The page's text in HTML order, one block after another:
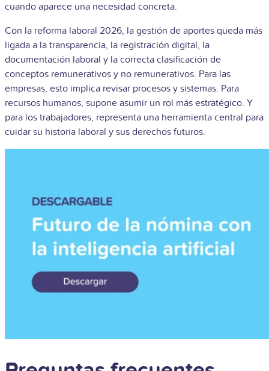
cuando aparece una necesidad concreta.
Con la reforma laboral 2026, la gestión de aportes queda más
ligada a la transparencia, la registración digital, la
documentación laboral y la correcta clasificación de
conceptos remunerativos y no remunerativos. Para las
empresas, esto implica revisar procesos y sistemas. Para
recursos humanos, supone asumir un rol más estratégico. Y
para los trabajadores, representa una herramienta central para
cuidar su historia laboral y sus derechos futuros.